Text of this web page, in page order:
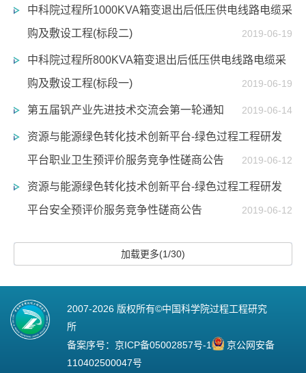
中科院过程所1000KVA箱变退出后低压供电线路电缆采
购及敷设工程(标段二)
2019-06-19
中科院过程所800KVA箱变退出后低压供电线路电缆采
购及敷设工程(标段一)
2019-06-19
第五届钒产业先进技术交流会第一轮通知 2019-06-14
资源与能源绿色转化技术创新平台-绿色过程工程研发
平台职业卫生预评价服务竞争性磋商公告
2019-06-12
资源与能源绿色转化技术创新平台-绿色过程工程研发
平台安全预评价服务竞争性磋商公告
2019-06-12
加载更多(1/30)
2007-2026 版权所有©中国科学院过程工程研究
所
备案序号： 京ICP备05002857号-1
京公网安备
110402500047号